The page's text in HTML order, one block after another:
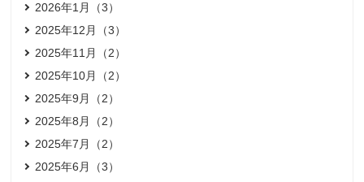
2026年1月（3）
2025年12月（3）
2025年11月（2）
2025年10月（2）
2025年9月（2）
2025年8月（2）
2025年7月（2）
2025年6月（3）